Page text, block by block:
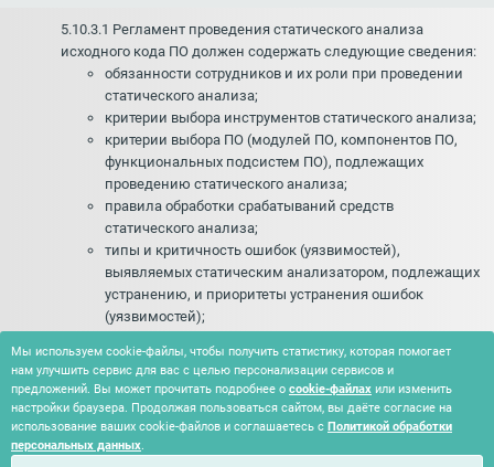
5.10.3.1 Регламент проведения статического анализа
исходного кода ПО должен содержать следующие сведения:
обязанности сотрудников и их роли при проведении
статического анализа;
критерии выбора инструментов статического анализа;
критерии выбора ПО (модулей ПО, компонентов ПО,
функциональных подсистем ПО), подлежащих
проведению статического анализа;
правила обработки срабатываний средств
статического анализа;
типы и критичность ошибок (уязвимостей),
выявляемых статическим анализатором, подлежащих
устранению, и приоритеты устранения ошибок
(уязвимостей);
события, при наступлении которых необходимо
выполнять повторный статический анализ;
критерии пересмотра конфигурации и параметров
настройки инструментов статического анализа.
Мы используем cookie-файлы, чтобы получить статистику, которая помогает
нам улучшить сервис для вас с целью персонализации сервисов и
предложений. Вы может прочитать подробнее о cookie-файлах или изменить
настройки браузера. Продолжая пользоваться сайтом, вы даёте согласие на
использование ваших cookie-файлов и соглашаетесь с Политикой обработки
персональных данных.